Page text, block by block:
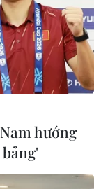
hướng